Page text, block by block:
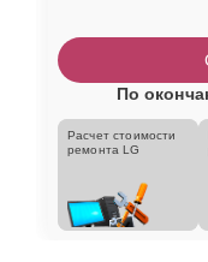
По
Расчет стоимости
ремонта LG